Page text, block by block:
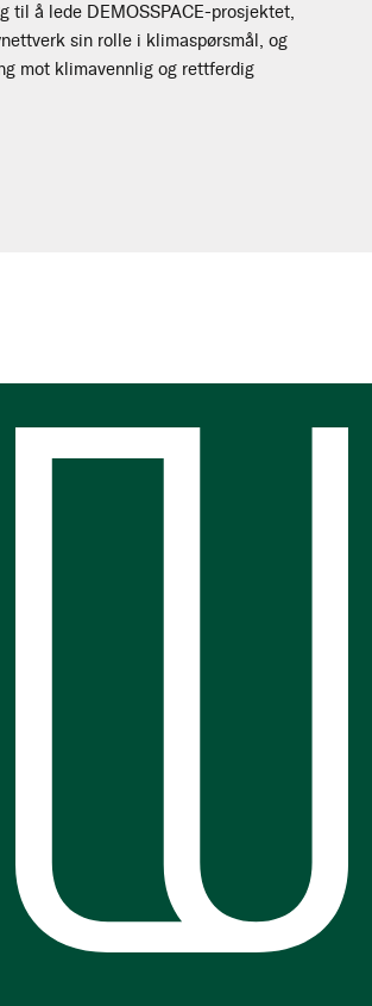
til å lede DEMOSSPACE-prosjektet,
sin rolle i klimaspørsmål, og
mot klimavennlig og rettferdig